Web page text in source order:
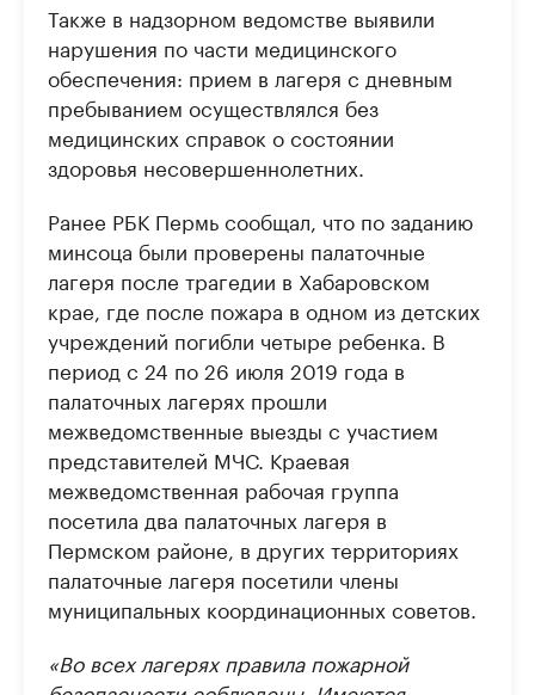
Также в надзорном ведомстве выявили
нарушения по части медицинского
обеспечения: прием в лагеря с дневным
пребыванием осуществлялся без
медицинских справок о состоянии
здоровья несовершеннолетних.
Ранее РБК Пермь сообщал, что по заданию
минсоца были проверены палаточные
лагеря после трагедии в Хабаровском
крае, где после пожара в одном из детских
учреждений погибли четыре ребенка. В
период с 24 по 26 июля 2019 года в
палаточных лагерях прошли
межведомственные выезды с участием
представителей МЧС. Краевая
межведомственная рабочая группа
посетила два палаточных лагеря в
Пермском районе, в других территориях
палаточные лагеря посетили члены
муниципальных координационных советов.
«Во всех лагерях правила пожарной